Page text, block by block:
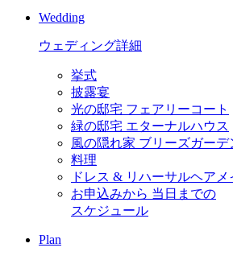
Wedding
ウェディング詳細
挙式
披露宴
光の邸宅 フェアリーコート
緑の邸宅 エターナルハウス
風の隠れ家 ブリーズガーデ
料理
ドレス & リハーサルヘアメ
お申込みから 当日までの
スケジュール
Plan